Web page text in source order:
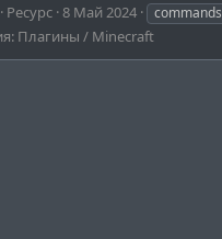
Ресурс 8 Май 2024 commands
Плагины / Minecraft